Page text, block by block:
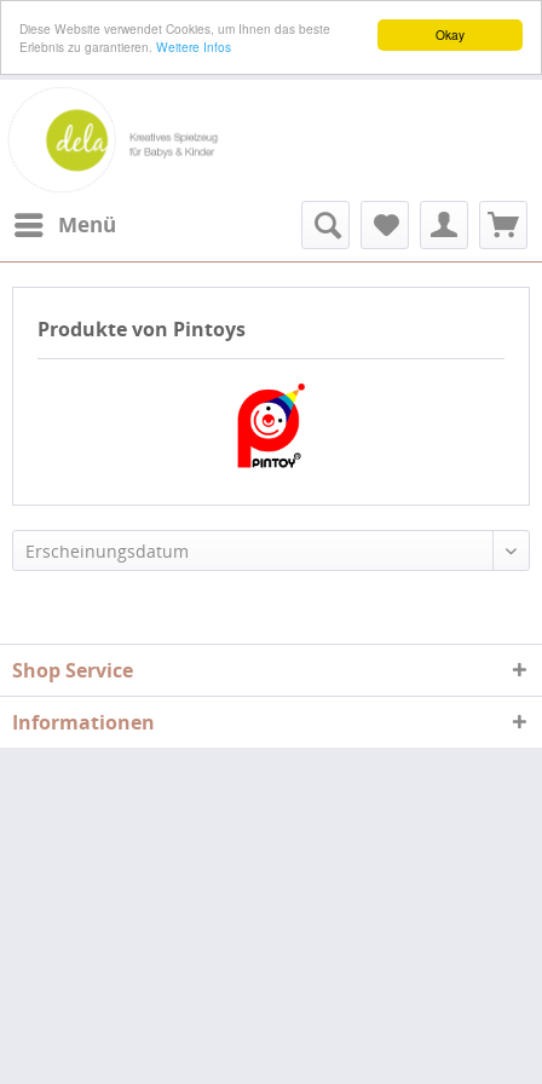
Okay
Diese Website verwendet Cookies, um Ihnen das beste
Erlebnis zu garantieren. Weitere Infos
Menü
Produkte von Pintoys
Erscheinungsdatum
Shop Service
Informationen